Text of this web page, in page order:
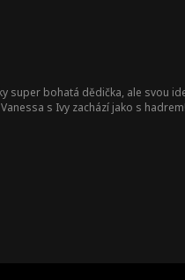
super bohatá dědička, ale svou
s Ivy zachází jako s